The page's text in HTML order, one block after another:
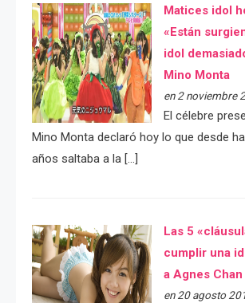
Matices idol
«Están
idol
Mino Monta
en 2 noviembre
El célebre
Mino Monta declaró hoy lo que desde
años saltaba a la […]
Las 5
cumplir una
a Agnes
en 20 agosto